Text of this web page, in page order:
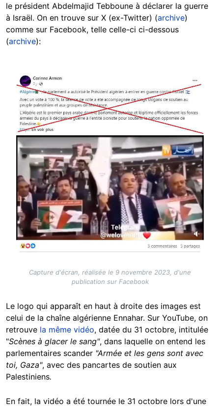
le président Abdelmajid Tebboune à déclarer la guerre
à Israël. On en trouve sur X (ex-Twitter) (archive)
comme sur Facebook, telle celle-ci ci-dessous
(archive):
Image
Capture d'écran, réalisée le 9 novembre 2023, d'une
publication sur Facebook
Le logo qui apparaît en haut à droite des images est
celui de la chaîne algérienne Ennahar. Sur YouTube, on
retrouve la même vidéo, datée du 31 octobre, intitulée
"Scènes à glacer le sang", dans laquelle on entend les
parlementaires scander "Armée et les gens sont avec
toi, Gaza", avec des pancartes de soutien aux
Palestiniens.
En fait, la vidéo a été tournée le 31 octobre lors d'une